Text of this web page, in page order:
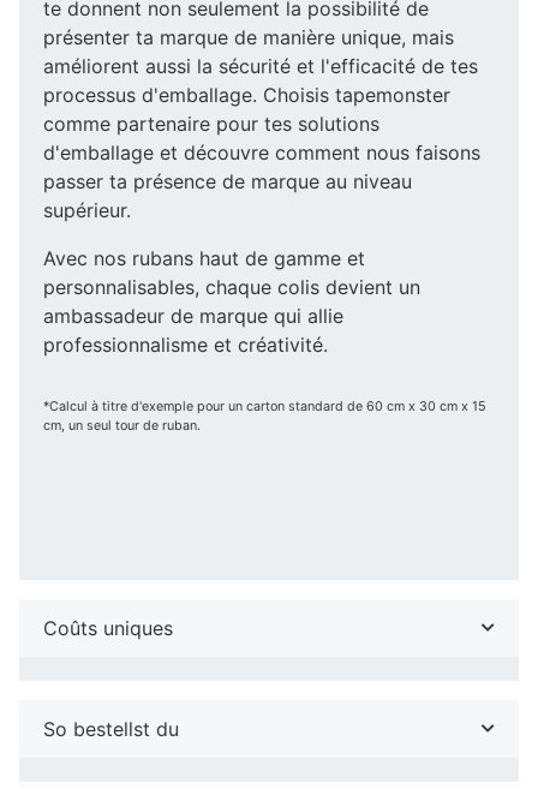
te donnent non seulement la possibilité de
présenter ta marque de manière unique, mais
améliorent aussi la sécurité et l'efficacité de tes
processus d'emballage. Choisis tapemonster
comme partenaire pour tes solutions
d'emballage et découvre comment nous faisons
passer ta présence de marque au niveau
supérieur.
Avec nos rubans haut de gamme et
personnalisables, chaque colis devient un
ambassadeur de marque qui allie
professionnalisme et créativité.
*Calcul à titre d'exemple pour un carton standard de 60 cm x 30 cm x 15
cm, un seul tour de ruban.
Coûts uniques
So bestellst du